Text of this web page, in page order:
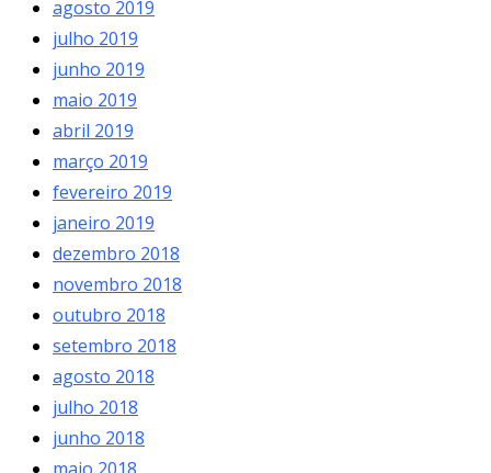
agosto 2019
julho 2019
junho 2019
maio 2019
abril 2019
março 2019
fevereiro 2019
janeiro 2019
dezembro 2018
novembro 2018
outubro 2018
setembro 2018
agosto 2018
julho 2018
junho 2018